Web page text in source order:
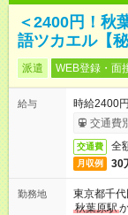
＜2400円！秋
語ツカエル【秘
派遣 WEB登録・面
給与
時給2400
交通費
交通費 全
月収例 30
勤務地
東京都千代
秋葉原駅